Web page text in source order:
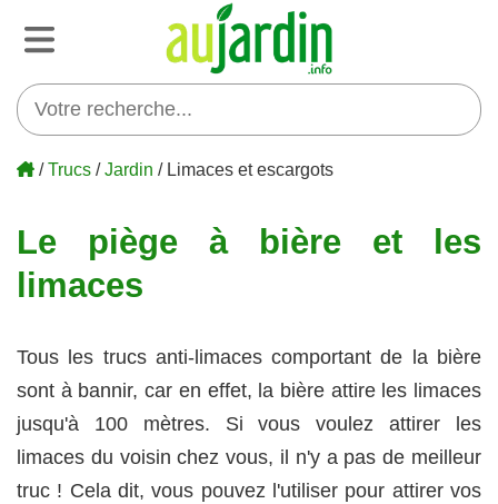
/Trucs /Jardin / Limaces et escargots
Le piège à bière et les
limaces
Tous les trucs anti-limaces comportant de la bière
sont à bannir, car en effet, la bière attire les limaces
jusqu'à 100 mètres. Si vous voulez attirer les
limaces du voisin chez vous, il n'y a pas de meilleur
truc ! Cela dit, vous pouvez l'utiliser pour attirer vos